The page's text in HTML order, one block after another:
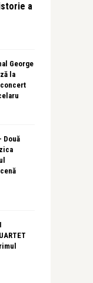
a
George
la
Două